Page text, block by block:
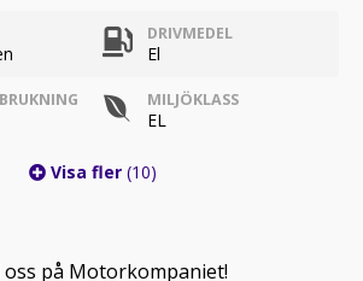
DRIVMEDEL
El
MILJÖKLASS
EL
Visa fler (10)
på Motorkompaniet!